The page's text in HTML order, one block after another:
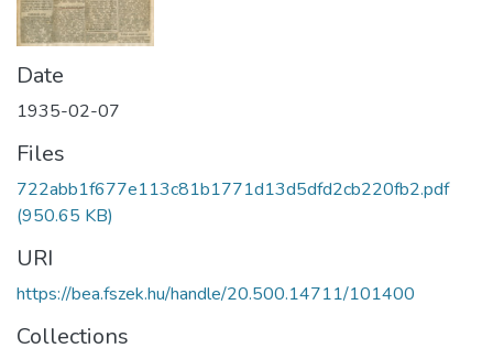
Date
1935-02-07
Files
722abb1f677e113c81b1771d13d5dfd2cb220fb2.pdf
(950.65 KB)
URI
https://bea.fszek.hu/handle/20.500.14711/101400
Collections